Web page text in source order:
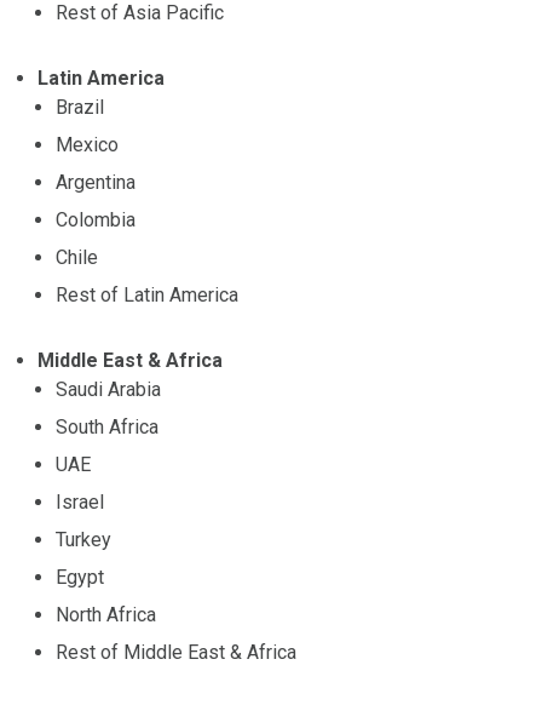
Rest of Asia Pacific
Latin America
Brazil
Mexico
Argentina
Colombia
Chile
Rest of Latin America
Middle East & Africa
Saudi Arabia
South Africa
UAE
Israel
Turkey
Egypt
North Africa
Rest of Middle East & Africa